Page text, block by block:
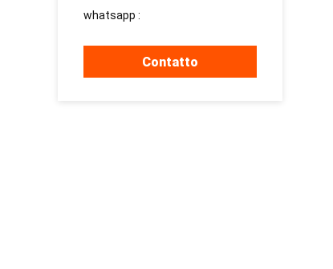
whatsapp :
Contatto